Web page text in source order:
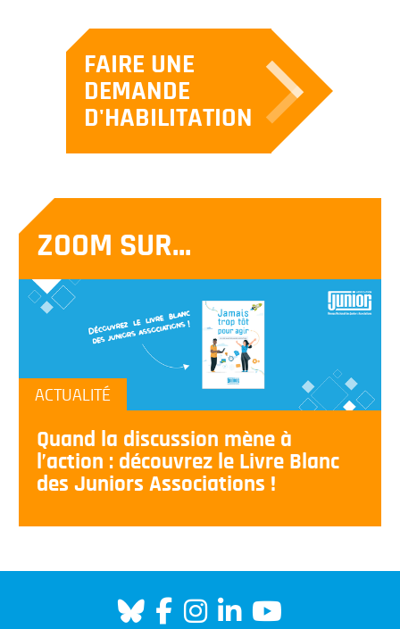
FAIRE UNE
DEMANDE
D'HABILITATION
ZOOM SUR...
ACTUALITÉ
Quand la discussion mène à
l’action : découvrez le Livre Blanc
des Juniors Associations !